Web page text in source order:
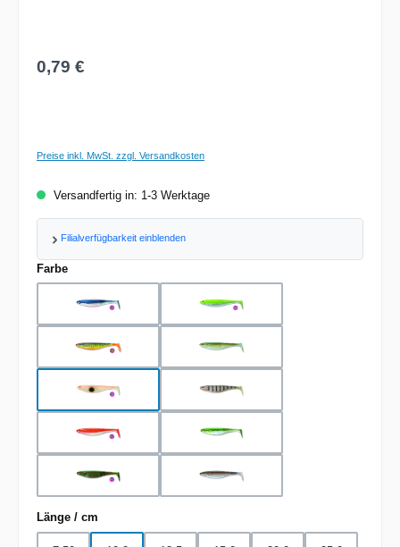
Regulärer Preis:
0,79 €
Preise inkl. MwSt. zzgl. Versandkosten
Versandfertig in: 1-3 Werktage
Filialverfügbarkeit einblenden
Farbeauswählen
blue metallic pearl chartreuse pearl
firetiger ghost ayu
ghost orange ghost perch
holo orange metallic ayu
motor oil rainbow trout
Länge / cm